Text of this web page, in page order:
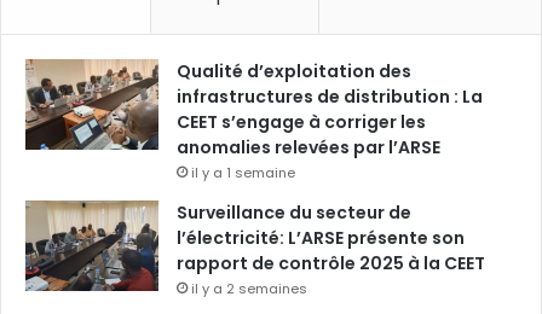
Qualité d’exploitation des
infrastructures de distribution : La
CEET s’engage à corriger les
anomalies relevées par l’ARSE
il y a 1 semaine
Surveillance du secteur de
l’électricité: L’ARSE présente son
rapport de contrôle 2025 à la CEET
il y a 2 semaines